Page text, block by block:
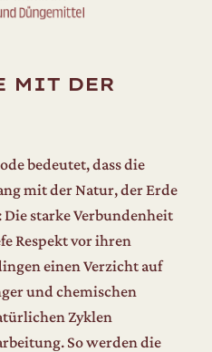
MIT DER
bedeutet, dass die
mit der Natur, der Erde
starke Verbundenheit
Respekt vor ihren
einen Verzicht auf
und chemischen
Zyklen
So werden die